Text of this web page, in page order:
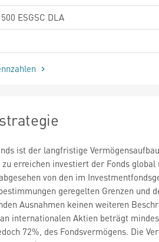
ESGSC DLA
ist der langfristige
zu erreichen investiert der Fonds global
von den im
geregelten Grenzen und
Ausnahmen keinen weiteren
internationalen Aktien beträgt
72%, des Fondsvermögens. Die